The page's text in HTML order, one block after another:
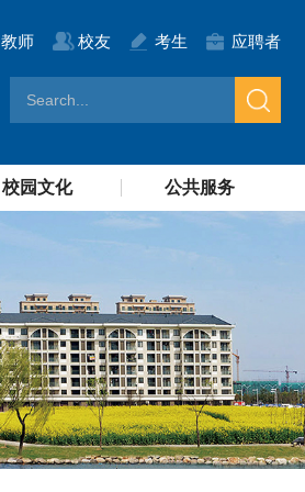
教师 校友 考生 应聘者
校园文化 公共服务